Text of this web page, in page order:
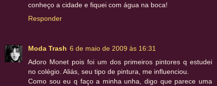
conheço a cidade e fiquei com água na boca!
Responder
Moda Trash 6 de maio de 2009 às 16:31
Adoro Monet pois foi um dos primeiros pintores q estudei
no colégio. Aliás, seu tipo de pintura, me influenciou.
Como sou eu q faço a minha unha, digo que parece uma